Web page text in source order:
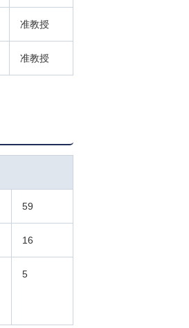
准教授
准教授
59
16
5